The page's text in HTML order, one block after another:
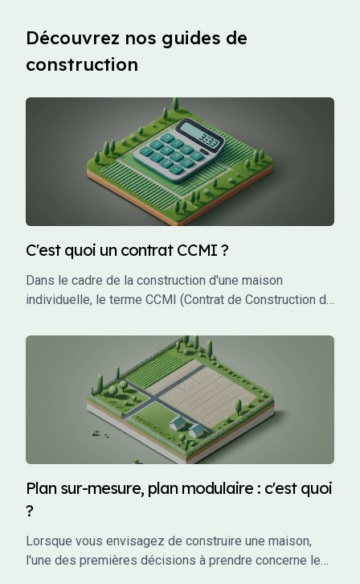
Découvrez nos guides de
construction
C'est quoi un contrat CCMI ?
Dans le cadre de la construction d'une maison
individuelle, le terme CCMI (Contrat de Construction de
contrat encadre les relations entre le futur propriétaire
et le constructeur, garantissant une protection juridique
et financière tout au long du projet. Mais qu'est-ce que
le CCMI exactement, et pourquoi est-il si crucial pour
les particuliers qui souhaitent faire construire leur
maison ? Cet article vous explique en détail ce qu'est
un CCMI, ses avantages, et les éléments qu'il doit
Plan sur-mesure, plan modulaire : c'est quoi
?
Lorsque vous envisagez de construire une maison,
l'une des premières décisions à prendre concerne le